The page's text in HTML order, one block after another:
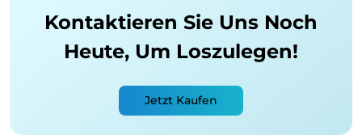
Kontaktieren Sie Uns Noch
Heute, Um Loszulegen!
Jetzt Kaufen